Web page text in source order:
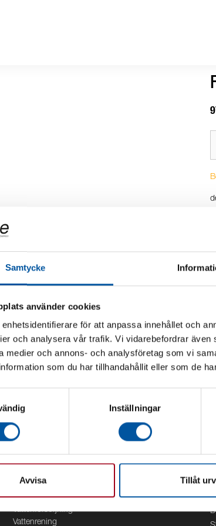
Samtycke
använder cookies
för att anpassa innehållet och
och analysera vår trafik. Vi vidarebefordrar
medier och annons- och analysföretag som vi
som du har tillhandahållit eller som de
Inställningar
Avvisa Tillåt
Vattenförsörjning
Vattenrening